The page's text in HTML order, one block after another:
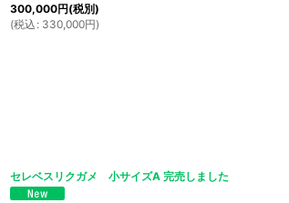
300,000円(税別)
(税込 : 330,000円)
セレベスリクガメ 小サイズA 完売しました